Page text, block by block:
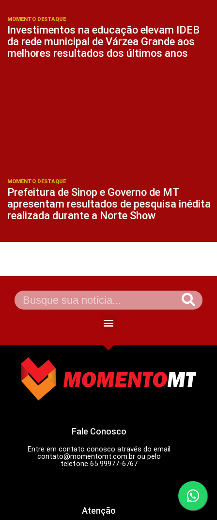
MOMENTO DESTAQUE
Investimentos na educação elevam IDEB
da rede municipal de Várzea Grande aos
melhores resultados dos últimos anos
MOMENTO DESTAQUE
Prefeitura de Sinop e Governo de MT
apresentam resultados de pesquisa inédita
realizada durante a Norte Show
Fale Conosco
Entre em contato conosco através do email
contato@momentomt.com.brou pelo
telefone 65 99977-6767
Atenção